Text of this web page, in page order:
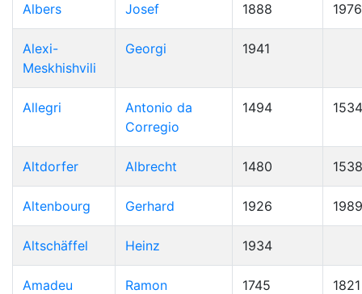
Albers Josef 1888 1976
Alexi-
Meskhishvili
Georgi 1941
Allegri
Antonio da
Corregio
1494 1534
Altdorfer Albrecht 1480 1538
Altenbourg Gerhard 1926 1989
Altschäffel Heinz 1934
Amadeu Ramon 1745 1821